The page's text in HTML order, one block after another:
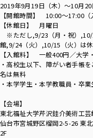
2019年9月19日（木）～10月20
【開館時間】 10:00～17:00（
【休館日】 月曜日
※ただし,9/23（月・祝）,10/
館,9/24（火）,10/15（火）は
【入館料】 一般400円／大学
・高校生以下、障がい者手帳
名は無料
・本学学生・本学教職員・卒
【会場】
東北福祉大学芹沢銈介美術工芸
仙台市宮城野区榴岡2-5-26 東
2F